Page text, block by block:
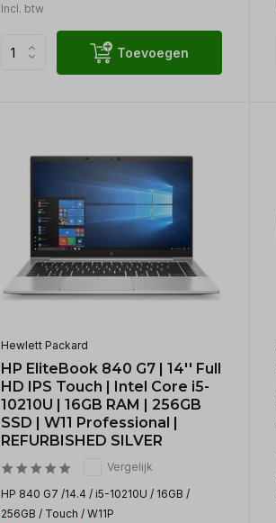
Incl. btw
Toevoegen
Hewlett Packard
HP EliteBook 840 G7 | 14'' Full
HD IPS Touch | Intel Core i5-
10210U | 16GB RAM | 256GB
SSD | W11 Professional |
REFURBISHED SILVER
Vergelijk
HP 840 G7 /14.4 / i5-10210U / 16GB /
256GB / Touch / W11P